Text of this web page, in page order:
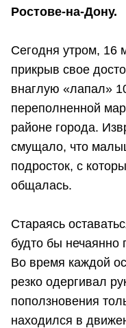
Ростове-на-Дону.
Сегодня утром, 16
прикрыв свое
внаглую «лапал»
переполненной
районе города.
смущало, что
подросток, с
общалась.
Стараясь
будто бы нечаянно
Во время каждой
резко одергивал
поползновения
находился в